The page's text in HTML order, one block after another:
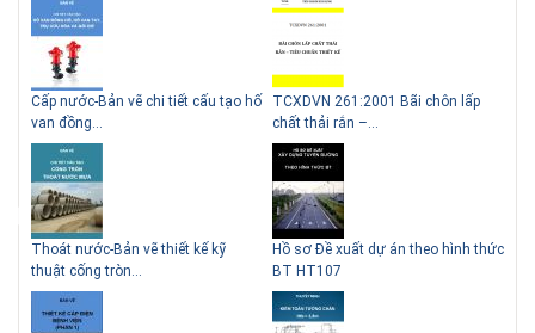
Những ngôi nhà một tầng ít
tiền vẫn đẹp
Lý do nên sử dụng gạch block
Cấp nước-Bản vẽ chi tiết cấu tạo hố
van đồng...
Thoát nước-Bản vẽ thiết kế kỹ
thuật cống tròn...
TCXDVN 261:2001 Bãi chôn lấp
chất thải rắn –...
Hồ sơ Đề xuất dự án theo hình thức
BT HT107